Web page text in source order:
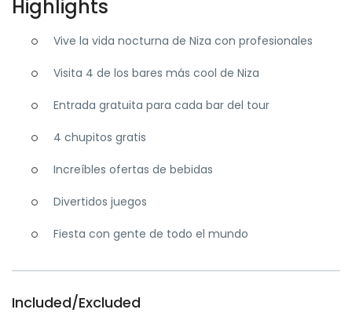
Highlights
Vive la vida nocturna de Niza con profesionales
Visita 4 de los bares más cool de Niza
Entrada gratuita para cada bar del tour
4 chupitos gratis
Increíbles ofertas de bebidas
Divertidos juegos
Fiesta con gente de todo el mundo
Included/Excluded